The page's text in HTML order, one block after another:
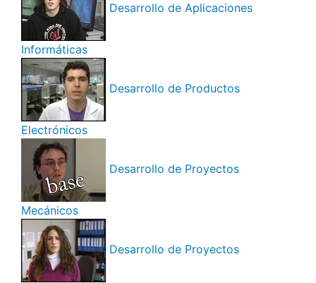
Desarrollo de Aplicaciones
Informáticas
Desarrollo de Productos
Electrónicos
Desarrollo de Proyectos
Mecánicos
Desarrollo de Proyectos